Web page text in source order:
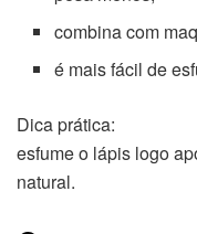
combina com
é mais fácil de
Dica prática:
esfume o lápis logo
natural.